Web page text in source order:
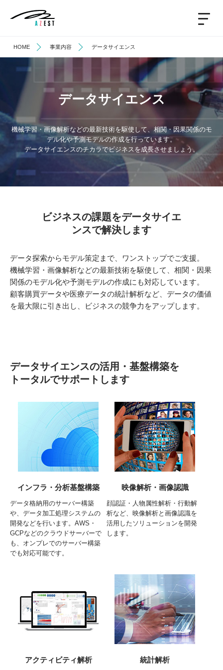
HOME 事業内容 データサイエンス
データサイエンス
機械学習・画像解析などの最新技術を駆使して、相関・因果関係のモ
デル化や予測モデルの作成を行っています。
データサイエンスのチカラでビジネスを成長させましょう。
ビジネスの課題をデータサイエ
ンスで解決します
データ探索からモデル策定まで、ワンストップでご支援。
機械学習・画像解析などの最新技術を駆使して、相関・因果
関係のモデル化や予測モデルの作成にも対応しています。
顧客購買データや医療データの統計解析など、データの価値
を最大限に引き出し、ビジネスの競争力をアップします。
データサイエンスの活用・基盤構築を
トータルでサポートします
インフラ・分析基盤構築
データ格納用のサーバー構築
や、データ加工処理システムの
開発などを行います。AWS・
GCPなどのクラウドサーバーで
も、オンプレでのサーバー構築
でも対応可能です。
映像解析・画像認識
顔認証・人物属性解析・行動解
析など、映像解析と画像認識を
活用したソリューションを開発
します。
アクティビティ解析 統計解析